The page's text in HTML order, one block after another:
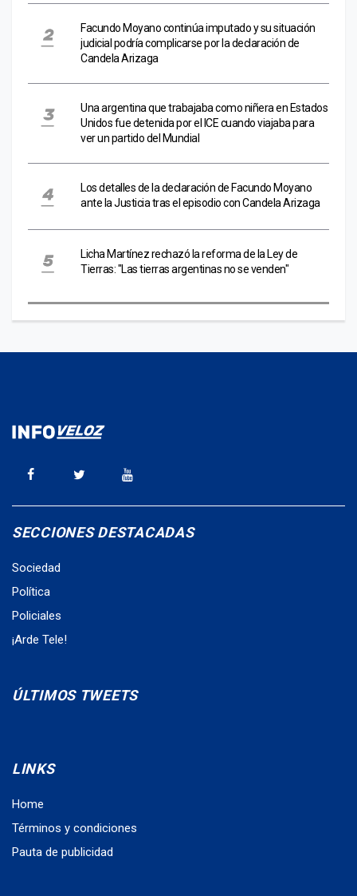
Facundo Moyano continúa imputado y su situación
judicial podría complicarse por la declaración de
Candela Arizaga
Una argentina que trabajaba como niñera en Estados
Unidos fue detenida por el ICE cuando viajaba para
ver un partido del Mundial
Los detalles de la declaración de Facundo Moyano
ante la Justicia tras el episodio con Candela Arizaga
Licha Martínez rechazó la reforma de la Ley de
Tierras: "Las tierras argentinas no se venden"
SECCIONES DESTACADAS
Sociedad
Política
Policiales
¡Arde Tele!
ÚLTIMOS TWEETS
LINKS
Home
Términos y condiciones
Pauta de publicidad